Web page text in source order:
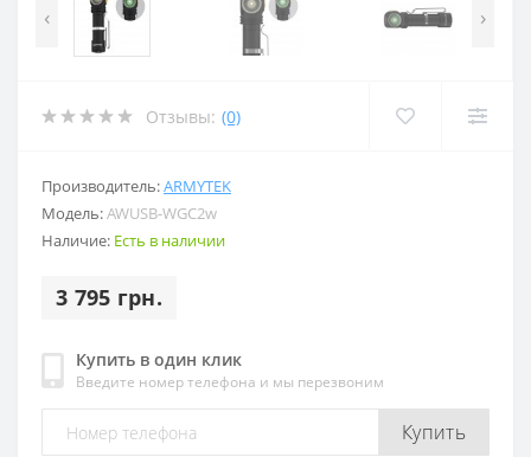
‹ ›
Отзывы: (0)
Производитель:ARMYTEK
Модель:AWUSB-WGC2w
Наличие: Есть в наличии
3 795 грн.
Купить в один клик
Введите номер телефона и мы перезвоним
Купить